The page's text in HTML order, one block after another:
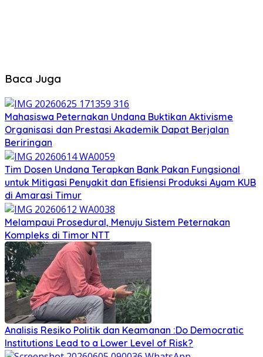
Baca Juga
Mahasiswa Peternakan Undana Buktikan Aktivisme
Organisasi dan Prestasi Akademik Dapat Berjalan
Beriringan
Tim Dosen Undana Terapkan Bank Pakan Fungsional
untuk Mitigasi Penyakit dan Efisiensi Produksi Ayam KUB
di Amarasi Timur
Melampaui Prosedural, Menuju Sistem Peternakan
Kompleks di Timor NTT
Analisis Resiko Politik dan Keamanan :Do Democratic
Institutions Lead to a Lower Level of Risk?